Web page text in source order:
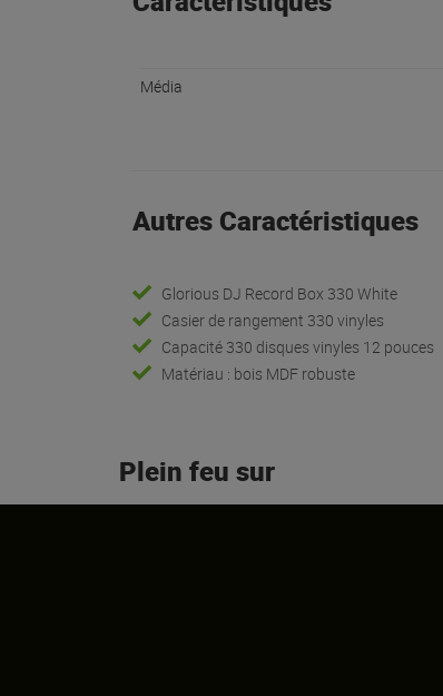
Média
Autres Caractéristiques
Glorious DJ Record Box 330 White
Casier de rangement 330 vinyles
Capacité 330 disques vinyles 12 pouces
Matériau : bois MDF robuste
Plein feu sur